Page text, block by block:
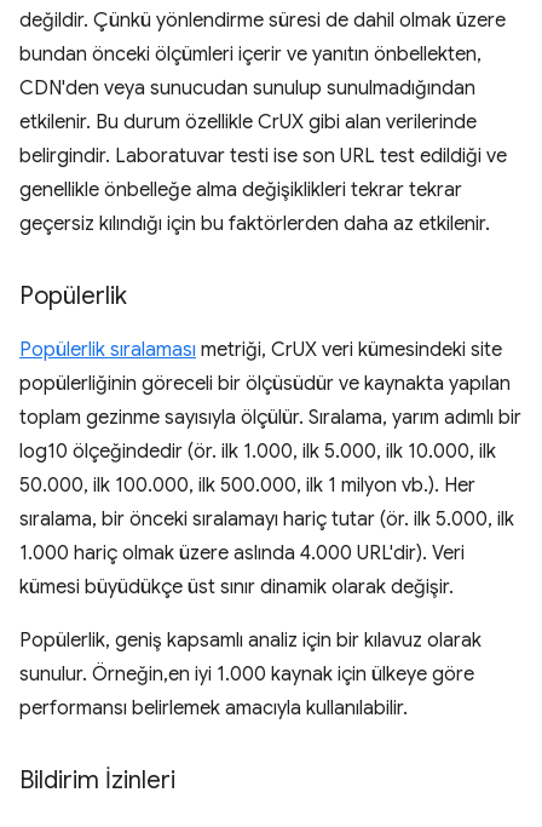
değildir. Çünkü yönlendirme süresi de dahil olmak üzere
bundan önceki ölçümleri içerir ve yanıtın önbellekten,
CDN'den veya sunucudan sunulup sunulmadığından
etkilenir. Bu durum özellikle CrUX gibi alan verilerinde
belirgindir. Laboratuvar testi ise son URL test edildiği ve
genellikle önbelleğe alma değişiklikleri tekrar tekrar
geçersiz kılındığı için bu faktörlerden daha az etkilenir.
Popülerlik
Popülerlik sıralaması metriği, CrUX veri kümesindeki site
popülerliğinin göreceli bir ölçüsüdür ve kaynakta yapılan
toplam gezinme sayısıyla ölçülür. Sıralama, yarım adımlı bir
log10 ölçeğindedir (ör. ilk 1.000, ilk 5.000, ilk 10.000, ilk
50.000, ilk 100.000, ilk 500.000, ilk 1 milyon vb.). Her
sıralama, bir önceki sıralamayı hariç tutar (ör. ilk 5.000, ilk
1.000 hariç olmak üzere aslında 4.000 URL'dir). Veri
kümesi büyüdükçe üst sınır dinamik olarak değişir.
Popülerlik, geniş kapsamlı analiz için bir kılavuz olarak
sunulur. Örneğin,en iyi 1.000 kaynak için ülkeye göre
performansı belirlemek amacıyla kullanılabilir.
Bildirim İzinleri